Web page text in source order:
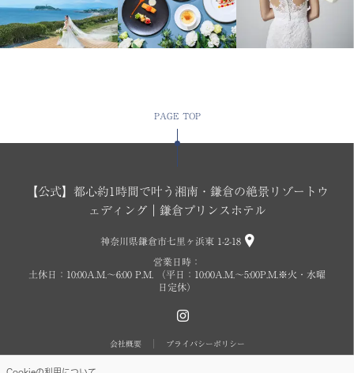
PAGE TOP
【公式】都心約1時間で叶う湘南・鎌倉の絶景リゾートウ
ェディング｜鎌倉プリンスホテル
神奈川県鎌倉市七里ヶ浜東 1-2-18
営業日時：
土休日：10:00A.M.〜6:00 P.M. （平日：10:00A.M.～5:00P.M.※火・水曜
日定休）
会社概要 プライバシーポリシー